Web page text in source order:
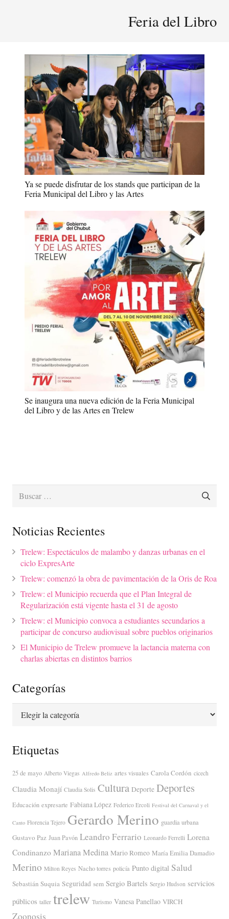
Feria del Libro
Ya se puede disfrutar de los stands que participan de la
Feria Municipal del Libro y las Artes
Se inaugura una nueva edición de la Feria Municipal
del Libro y de las Artes en Trelew
Buscar:
Noticias Recientes
Trelew: Espectáculos de malambo y danzas urbanas en el
ciclo ExpresArte
Trelew: comenzó la obra de pavimentación de la Oris de Roa
Trelew: el Municipio recuerda que el Plan Integral de
Regularización está vigente hasta el 31 de agosto
Trelew: el Municipio convoca a estudiantes secundarios a
participar de concurso audiovisual sobre pueblos originarios
El Municipio de Trelew promueve la lactancia materna con
charlas abiertas en distintos barrios
Categorías
Categorías
Etiquetas
25 de mayo Alberto Viegas Alfredo Beliz artes visuales Carola Cordón cicech
Claudia Monají Claudia Solis Cultura Deporte Deportes
Educación expresarte Fabiana López Federico Ercoli Festival del Carnaval y el
Canto Florencia Tejero Gerardo Merino guardia urbana
Gustavo Paz Juan Pavón Leandro Ferrario Leonardo Ferrelli Lorena
Condinanzo Mariana Medina Mario Romeo María Emilia Damadio
Merino Milton Reyes Nacho torres policía Punto digital Salud
Sebastián Suquia Seguridad sem Sergio Bartels Sergio Hudson servicios
públicos taller trelew Turismo Vanesa Panellao VIRCH
Zoonosis